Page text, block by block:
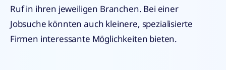
Ruf in ihren jeweiligen Branchen. Bei einer
Jobsuche könnten auch kleinere, spezialisierte
Firmen interessante Möglichkeiten bieten.